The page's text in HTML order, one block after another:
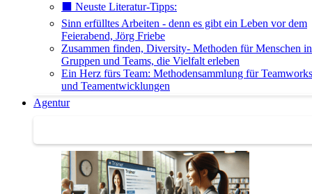
⬛️ Neuste Literatur-Tipps:
Sinn erfülltes Arbeiten - denn es gibt ein Leben vor dem
Feierabend, Jörg Friebe
Zusammen finden, Diversity- Methoden für Menschen in
Gruppen und Teams, die Vielfalt erleben
Ein Herz fürs Team: Methodensammlung für
und Teamentwicklungen
Agentur